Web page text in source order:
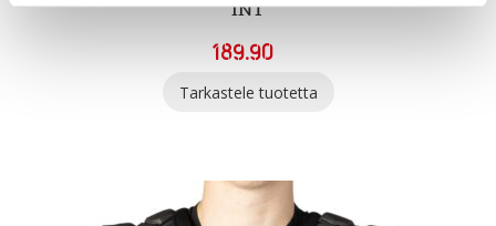
INT
189.90
Tarkastele tuotetta